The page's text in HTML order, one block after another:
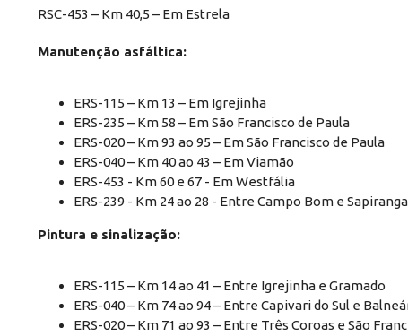
RSC-453 – Km 40,5 – Em Estrela
Manutenção asfáltica:
ERS-115 – Km 13 – Em Igrejinha
ERS-235 – Km 58 – Em São Francisco de Paula
ERS-020 – Km 93 ao 95 – Em São Francisco de Paula
ERS-040 – Km 40 ao 43 – Em Viamão
ERS-453 - Km 60 e 67 - Em Westfália
ERS-239 - Km 24 ao 28 - Entre Campo Bom e Sapiranga
Pintura e sinalização:
ERS-115 – Km 14 ao 41 – Entre Igrejinha e Gramado
ERS-040 – Km 74 ao 94 – Entre Capivari do Sul e
ERS-020 – Km 71 ao 93 – Entre Três Coroas e São